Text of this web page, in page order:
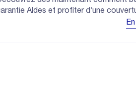
Aldes et profiter d’une